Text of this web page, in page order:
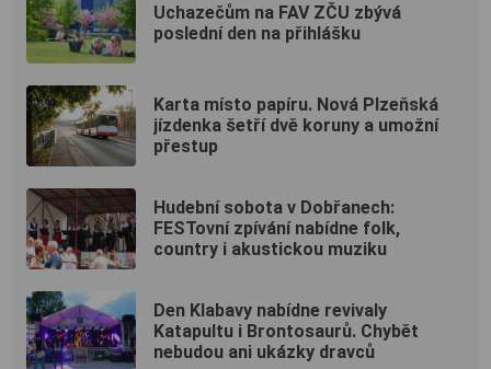
Uchazečům na FAV ZČU zbývá
poslední den na přihlášku
Karta místo papíru. Nová Plzeňská
jízdenka šetří dvě koruny a umožní
přestup
Hudební sobota v Dobřanech:
FESTovní zpívání nabídne folk,
country i akustickou muziku
Den Klabavy nabídne revivaly
Katapultu i Brontosaurů. Chybět
nebudou ani ukázky dravců